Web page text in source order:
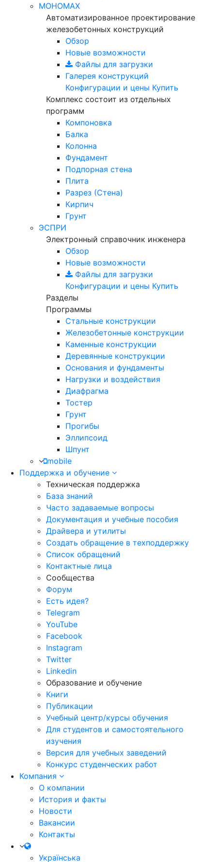
МОНОМАХ
Автоматизированное проектирование
железобетонных конструкций
Обзор
Новые возможности
Файлы для загрузки
Галерея конструкций
Конфигурации и цены Купить
Комплекс состоит из отдельных
программ
Компоновка
Балка
Колонна
Фундамент
Подпорная стена
Плита
Разрез (Стена)
Кирпич
Грунт
ЭСПРИ
Электронный справочник инженера
Обзор
Новые возможности
Файлы для загрузки
Конфигурации и цены Купить
Разделы
Программы
Стальные конструкции
Железобетонные конструкции
Каменные конструкции
Деревянные конструкции
Основания и фундаменты
Нагрузки и воздействия
Диафрагма
Тостер
Грунт
Прогибы
Эллипсоид
Шпунт
mobile
Поддержка и обучение
Техническая поддержка
База знаний
Часто задаваемые вопросы
Документация и учебные пособия
Драйвера и утилиты
Создать обращение в техподдержку
Список обращений
Контактные лица
Сообщества
Форум
Есть идея?
Telegram
YouTube
Facebook
Instagram
Twitter
Linkedin
Образование и обучение
Книги
Публикации
Учебный центр/курсы обучения
Для студентов и самостоятельного
изучения
Версия для учебных заведений
Конкурс студенческих работ
Компания
О компании
История и факты
Новости
Вакансии
Контакты
Українська